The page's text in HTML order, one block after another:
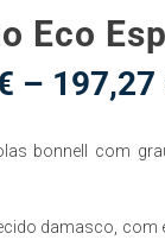
Eco
– 197,27
bonnell com
damasco, com